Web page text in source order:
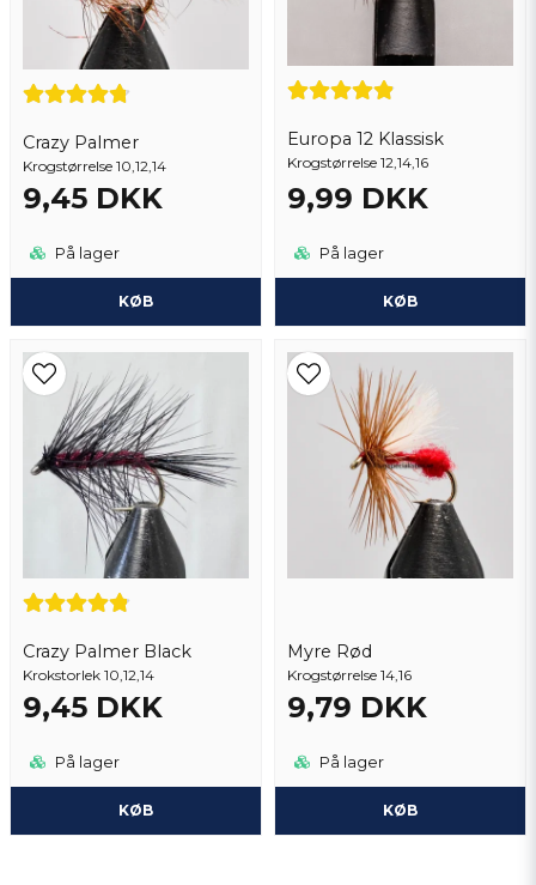
Crazy Palmer
Krogstørrelse 10,12,14
9,45 DKK
På lager
KØB
Europa 12 Klassisk
Krogstørrelse 12,14,16
9,99 DKK
På lager
KØB
Crazy Palmer Black
Krokstorlek 10,12,14
9,45 DKK
På lager
KØB
Myre Rød
Krogstørrelse 14,16
9,79 DKK
På lager
KØB
Send spørgsmål